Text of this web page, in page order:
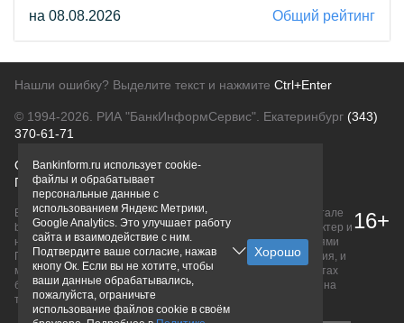
на 08.08.2026 Общий рейтинг
Нашли ошибку? Выделите текст и нажмите Ctrl+Enter
© 1994-2026. РИА "БанкИнформСервис". Екатеринбург (343)
370-61-71
О проектеПолитика конфиденциальности
Правовая информацияДля рекламодателей
Вся информация о продуктах банков, размещенная на портале
bankinform.ru, носит исключительно ознакомительный характер и
не является публичной офертой, определяемой положениями
ГК РФ. Информация не содержит точного и полного описания, и
может быть изменена. Конечные условия уточняйте на сайтах
банков или при личном обращении. Исключительное право на
товарные знаки принадлежит их правообладателям.
16+
Bankinform.ru использует cookie-
файлы и обрабатывает
персональные данные с
использованием Яндекс Метрики,
Google Analytics. Это улучшает работу
сайта и взаимодействие с ним.
Подтвердите ваше согласие, нажав
кнопу Ок. Если вы не хотите, чтобы
ваши данные обрабатывались,
пожалуйста, ограничьте
использование файлов cookie в своём